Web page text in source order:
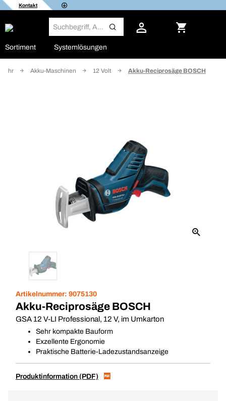
Kontakt
Sortiment Systemlösungen
Akku-Maschinen 12 Volt Akku-Reciprosäge BOSCH
Artikelnummer: 9075130
Akku-Reciprosäge BOSCH
GSA 12 V-LI Professional, 12 V, im Umkarton
Sehr kompakte Bauform
Exzellente Ergonomie
Praktische Batterie-Ladezustandsanzeige
Produktinformation (PDF)